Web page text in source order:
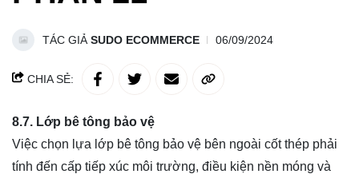
TÁC GIẢ SUDO ECOMMERCE 06/09/2024
CHIA SẺ:
8.7. Lớp bê tông bảo vệ
Việc chọn lựa lớp bê tông bảo vệ bên ngoài cốt thép phải
tính đến cấp tiếp xúc môi trường, điều kiện nền móng và